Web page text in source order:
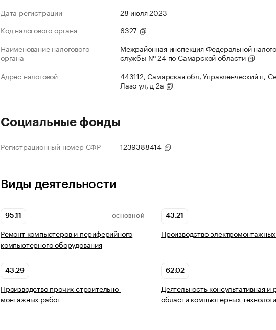
Дата регистрации
28 июля 2023
Код налогового органа
6327
Наименование налогового
органа
Межрайонная инспекция Федеральной
службы № 24 по Самарской области
Адрес налоговой
443112, Самарская обл, Управленческий п,
Лазо ул, д 2а
Социальные фонды
Регистрационный номер СФР 1239388414
Виды деятельности
95.11 ОСНОВНОЙ
Ремонт компьютеров и периферийного
компьютерного оборудования
43.21
Производство
43.29
Производство прочих строительно-
монтажных работ
62.02
Деятельность консультативная и
области компьютерных